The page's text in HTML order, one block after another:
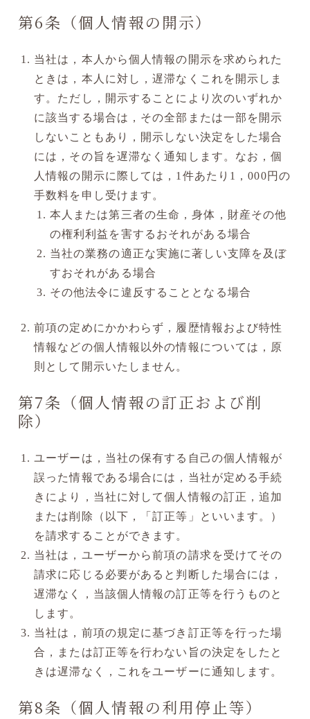
第6条（個人情報の開示）
当社は，本人から個人情報の開示を求められた
ときは，本人に対し，遅滞なくこれを開示しま
す。ただし，開示することにより次のいずれか
に該当する場合は，その全部または一部を開示
しないこともあり，開示しない決定をした場合
には，その旨を遅滞なく通知します。なお，個
人情報の開示に際しては，1件あたり1，000円の
手数料を申し受けます。
本人または第三者の生命，身体，財産その他
の権利利益を害するおそれがある場合
当社の業務の適正な実施に著しい支障を及ぼ
すおそれがある場合
その他法令に違反することとなる場合
前項の定めにかかわらず，履歴情報および特性
情報などの個人情報以外の情報については，原
則として開示いたしません。
第7条（個人情報の訂正および削
除）
ユーザーは，当社の保有する自己の個人情報が
誤った情報である場合には，当社が定める手続
きにより，当社に対して個人情報の訂正，追加
または削除（以下，「訂正等」といいます。）
を請求することができます。
当社は，ユーザーから前項の請求を受けてその
請求に応じる必要があると判断した場合には，
遅滞なく，当該個人情報の訂正等を行うものと
します。
当社は，前項の規定に基づき訂正等を行った場
合，または訂正等を行わない旨の決定をしたと
きは遅滞なく，これをユーザーに通知します。
第8条（個人情報の利用停止等）